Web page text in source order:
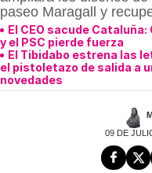
paseo Maragall y
El CEO sacude
y el PSC pierde fuerza
El Tibidabo estrena las
el pistoletazo de salida a
novedades
09 DE